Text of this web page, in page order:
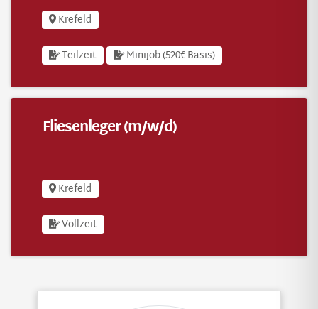
Krefeld
Teilzeit
Minijob (520€ Basis)
Fliesenleger (m/w/d)
Fliesenleger (m/w/d)
Krefeld
Vollzeit